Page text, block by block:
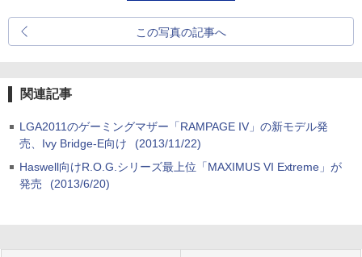
この写真の記事へ
関連記事
LGA2011のゲーミングマザー「RAMPAGE IV」の新モデル発
売、Ivy Bridge-E向け
(2013/11/22)
Haswell向けR.O.G.シリーズ最上位「MAXIMUS VI Extreme」が
発売
(2013/6/20)